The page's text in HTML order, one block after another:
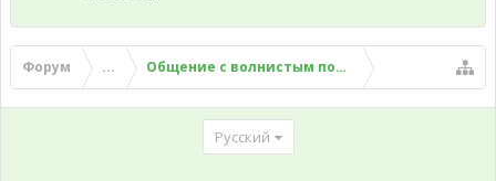
Форум ... Общение с волнистым попугаем
Русский